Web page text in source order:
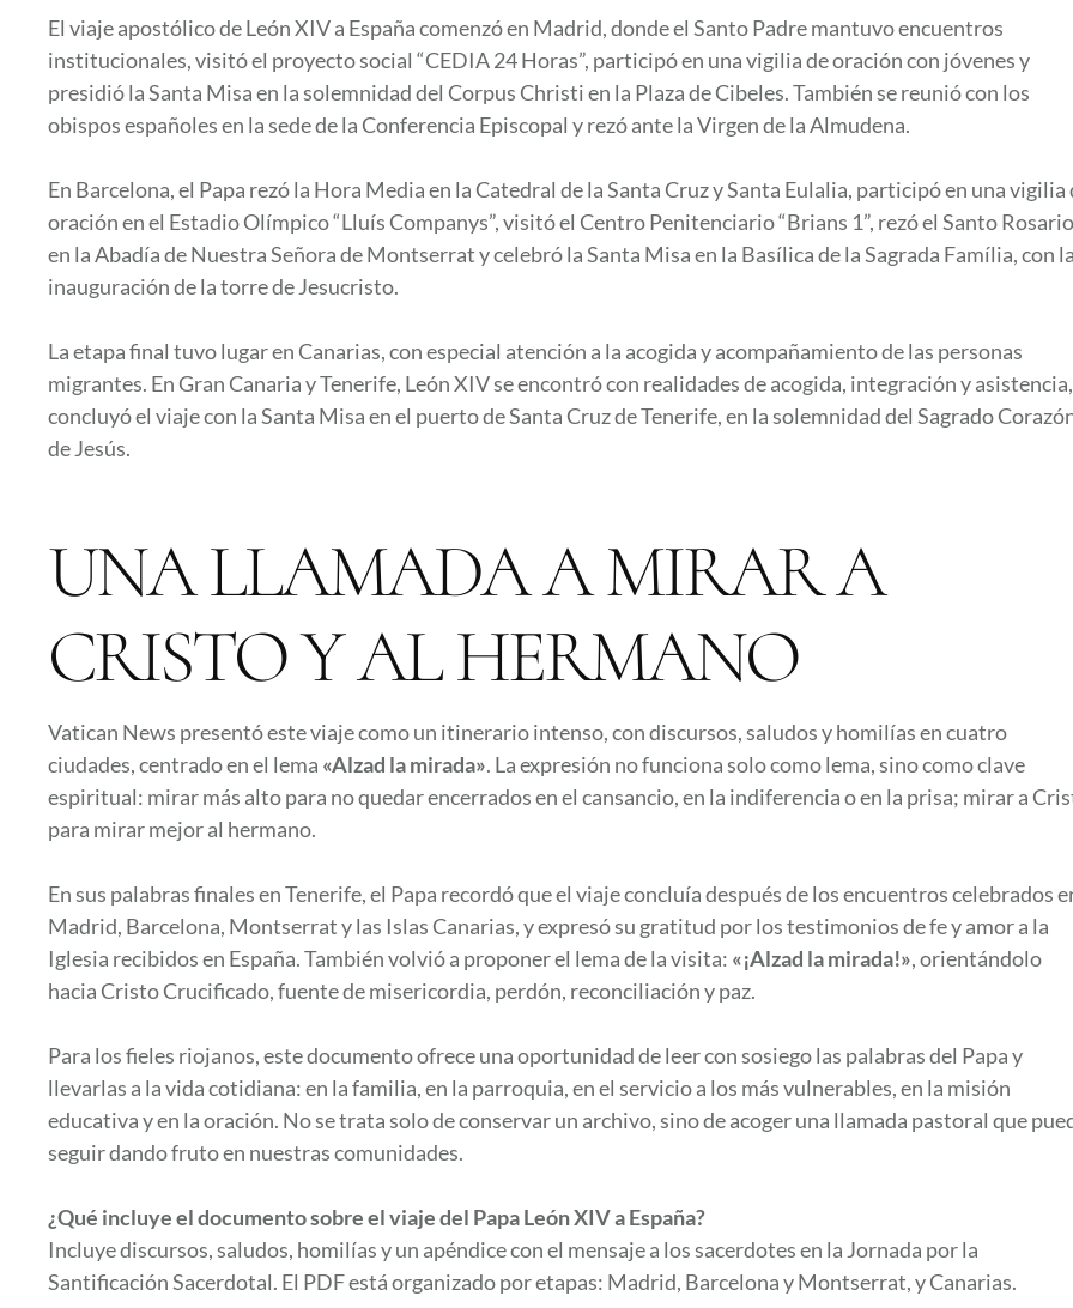
El viaje apostólico de León XIV a España comenzó en Madrid, donde el Santo Padre mantuvo encuentros
institucionales, visitó el proyecto social “CEDIA 24 Horas”, participó en una vigilia de oración con jóvenes y
presidió la Santa Misa en la solemnidad del Corpus Christi en la Plaza de Cibeles. También se reunió con los
obispos españoles en la sede de la Conferencia Episcopal y rezó ante la Virgen de la Almudena.
En Barcelona, el Papa rezó la Hora Media en la Catedral de la Santa Cruz y Santa Eulalia, participó en una vigilia
oración en el Estadio Olímpico “Lluís Companys”, visitó el Centro Penitenciario “Brians 1”, rezó el Santo Rosario
en la Abadía de Nuestra Señora de Montserrat y celebró la Santa Misa en la Basílica de la Sagrada Família, con
inauguración de la torre de Jesucristo.
La etapa final tuvo lugar en Canarias, con especial atención a la acogida y acompañamiento de las personas
migrantes. En Gran Canaria y Tenerife, León XIV se encontró con realidades de acogida, integración y
concluyó el viaje con la Santa Misa en el puerto de Santa Cruz de Tenerife, en la solemnidad del Sagrado
de Jesús.
UNA LLAMADA A MIRAR A
CRISTO Y AL HERMANO
Vatican News presentó este viaje como un itinerario intenso, con discursos, saludos y homilías en cuatro
ciudades, centrado en el lema «Alzad la mirada». La expresión no funciona solo como lema, sino como clave
espiritual: mirar más alto para no quedar encerrados en el cansancio, en la indiferencia o en la prisa; mirar a
para mirar mejor al hermano.
En sus palabras finales en Tenerife, el Papa recordó que el viaje concluía después de los encuentros celebrados
Madrid, Barcelona, Montserrat y las Islas Canarias, y expresó su gratitud por los testimonios de fe y amor a la
Iglesia recibidos en España. También volvió a proponer el lema de la visita: «¡Alzad la mirada!», orientándolo
hacia Cristo Crucificado, fuente de misericordia, perdón, reconciliación y paz.
Para los fieles riojanos, este documento ofrece una oportunidad de leer con sosiego las palabras del Papa y
llevarlas a la vida cotidiana: en la familia, en la parroquia, en el servicio a los más vulnerables, en la misión
educativa y en la oración. No se trata solo de conservar un archivo, sino de acoger una llamada pastoral que
seguir dando fruto en nuestras comunidades.
¿Qué incluye el documento sobre el viaje del Papa León XIV a España?
Incluye discursos, saludos, homilías y un apéndice con el mensaje a los sacerdotes en la Jornada por la
Santificación Sacerdotal. El PDF está organizado por etapas: Madrid, Barcelona y Montserrat, y Canarias.